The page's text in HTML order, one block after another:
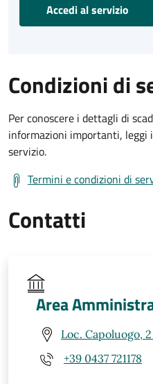
Accedi al servizio
Condizioni di
Per conoscere i dettagli di
informazioni importanti, leggi
servizio.
Termini e condizioni di
Contatti
Area
Loc. Capoluogo,
+39 0437 721178